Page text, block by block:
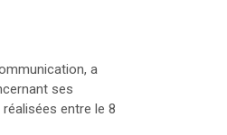
a
ses
entre le 8